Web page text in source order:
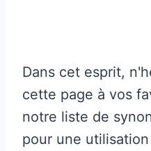
Dans cet esprit,
cette page à vos
notre liste de
pour une